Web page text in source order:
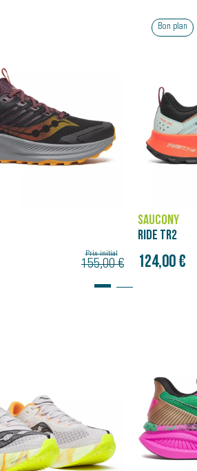
Prix initial
155,00 €
Bon plan
SAUCONY
RIDE TR2
124,00 €